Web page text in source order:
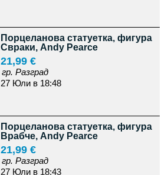
Порцеланова статуетка, фигура
Свраки, Andy Pearce
21,99 €
гр. Разград
27 Юли в 18:48
Порцеланова статуетка, фигура
Врабче, Andy Pearce
21,99 €
гр. Разград
27 Юли в 18:43